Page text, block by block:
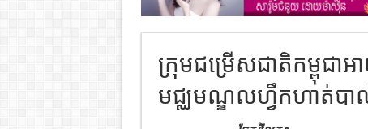
ក្រុមជម្រើសជាតិកម្ពុជាអ
មជ្ឈមណ្ឌលហ្វឹកហាត់ប